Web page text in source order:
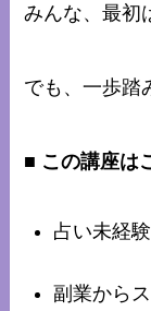
みんな、最初
でも、一歩踏
■ この講座は
占い未経
副業から